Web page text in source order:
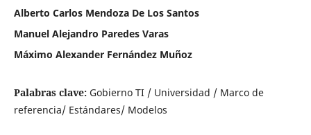
Alberto Carlos Mendoza De Los Santos
Manuel Alejandro Paredes Varas
Máximo Alexander Fernández Muñoz
Palabras clave: Gobierno TI / Universidad / Marco de
referencia/ Estándares/ Modelos